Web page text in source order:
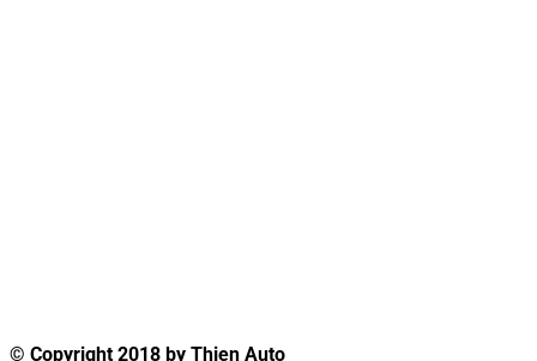
© Copyright 2018 by Thien Auto